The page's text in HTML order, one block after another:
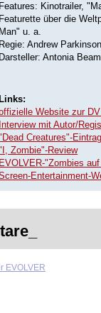
Features: Kinotrailer,
Featurette über die
Man" u. a.
Regie: Andrew
Darsteller: Antonia
Links:
Website zur
Interview mit Autor/
Creatures"-
Zombie"-Review
EVOLVER-"Zombies
Entertainment-
EVOLVER